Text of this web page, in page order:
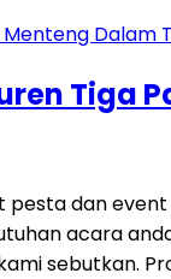
Tiga
pesta dan
acara
sebutkan.